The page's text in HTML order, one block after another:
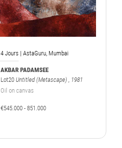
4 Jours | AstaGuru, Mumbai
AKBAR PADAMSEE
Lot20 Untitled (Metascape) , 1981
Oil on canvas
€545.000 - 851.000